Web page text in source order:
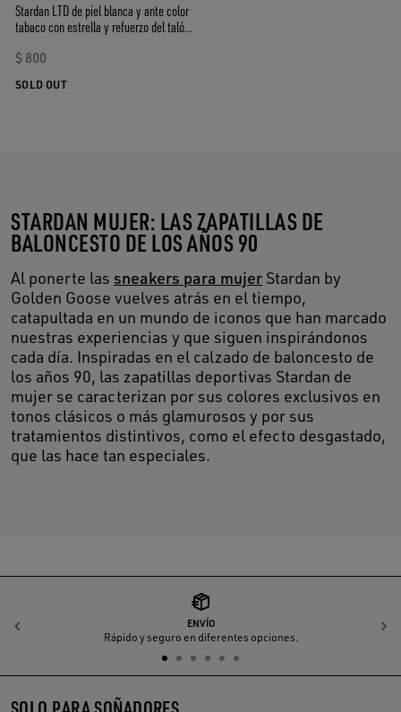
Stardan LTD de piel blanca y ante color
tabaco con estrella y refuerzo del talón
$ 800
SOLD OUT
STARDAN MUJER: LAS ZAPATILLAS DE
BALONCESTO DE LOS AÑOS 90
Al ponerte las sneakers para mujer Stardan by
Golden Goose vuelves atrás en el tiempo,
catapultada en un mundo de iconos que han marcado
nuestras experiencias y que siguen inspirándonos
cada día. Inspiradas en el calzado de baloncesto de
los años 90, las zapatillas deportivas Stardan de
mujer se caracterizan por sus colores exclusivos en
tonos clásicos o más glamurosos y por sus
tratamientos distintivos, como el efecto desgastado,
que las hace tan especiales.
ENVÍO
Rápido y seguro en diferentes opciones.
Anterior